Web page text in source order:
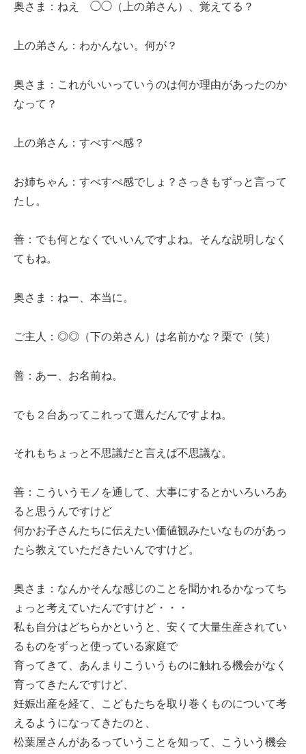
奥さま：ねえ ◯◯（上の弟さん）、覚えてる？
上の弟さん：わかんない。何が？
奥さま：これがいいっていうのは何か理由があったのか
なって？
上の弟さん：すべすべ感？
お姉ちゃん：すべすべ感でしょ？さっきもずっと言って
たし。
善：でも何となくでいいんですよね。そんな説明しなく
てもね。
奥さま：ねー、本当に。
ご主人：◎◎（下の弟さん）は名前かな？栗で（笑）
善：あー、お名前ね。
でも２台あってこれって選んだんですよね。
それもちょっと不思議だと言えば不思議な。
善：こういうモノを通して、大事にするとかいろいろあ
ると思うんですけど
何かお子さんたちに伝えたい価値観みたいなものがあっ
たら教えていただきたいんですけど。
奥さま：なんかそんな感じのことを聞かれるかなってち
ょっと考えていたんですけど・・・
私も自分はどちらかというと、安くて大量生産されてい
るものをずっと使っている家庭で
育ってきて、あんまりこういうものに触れる機会がなく
育ってきたんですけど、
妊娠出産を経て、こどもたちを取り巻くものについて考
えるようになってきたのと、
松葉屋さんがあるっていうことを知って、こういう機会